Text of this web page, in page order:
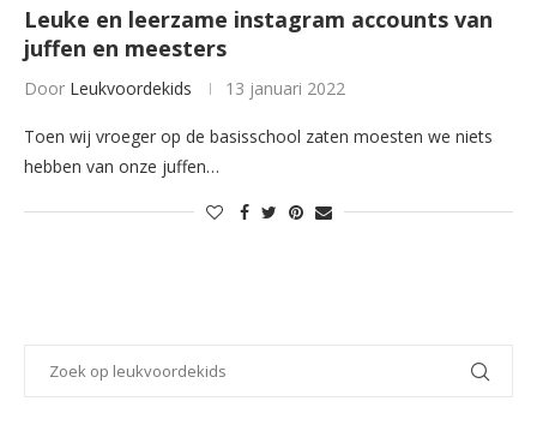
Leuke en leerzame instagram accounts van
juffen en meesters
Door Leukvoordekids 13 januari 2022
Toen wij vroeger op de basisschool zaten moesten we niets
hebben van onze juffen…